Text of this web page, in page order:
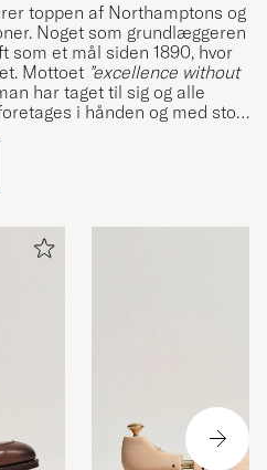
toppen af Northamptons og
Noget som grundlæggeren
som et mål siden 1890, hvor
Mottoet ”excellence without
har taget til sig og alle
i hånden og med stor